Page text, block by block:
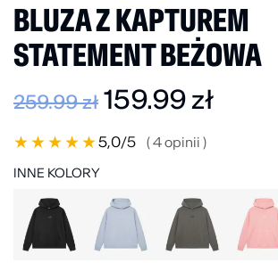
BLUZA Z KAPTUREM
STATEMENT BEŻOWA
259.99zł 159.99zł
★★★★★5,0/5 ( 4 opinii )
INNE KOLORY